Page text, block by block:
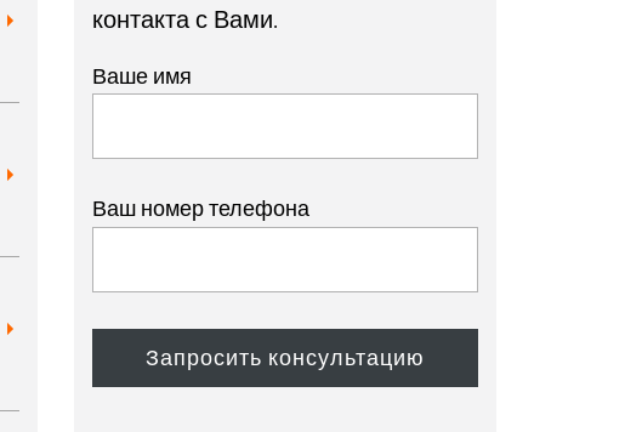
поверхностного внесения перед
катком
контакта с Вами.
Ваше имя
Ваш номер телефона